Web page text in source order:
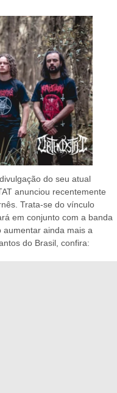
do seu atual
anunciou recentemente
Trata-se do vínculo
em conjunto com a banda
aumentar ainda mais a
do Brasil, confira: